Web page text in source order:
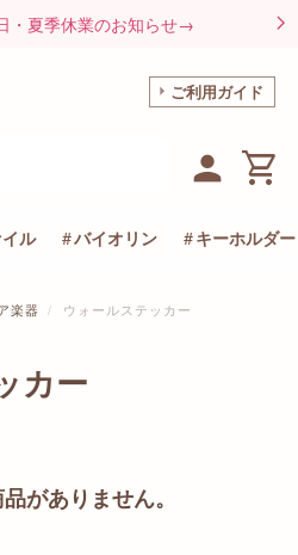
・夏季休業のお知らせ→
ご利用ガイド
ル バイオリン キーホルダー
楽器 ウォールステッカー
カー
がありません。